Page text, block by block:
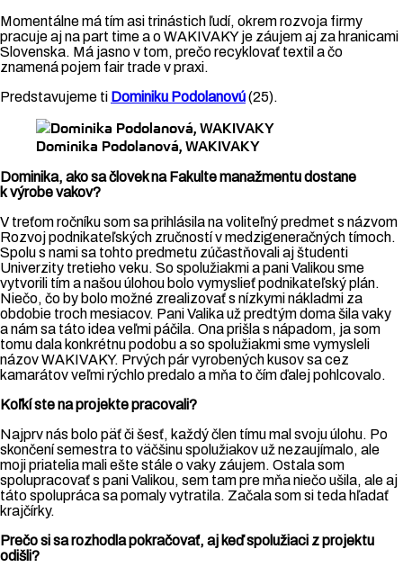
Momentálne má tím asi trinástich ľudí, okrem rozvoja firmy
pracuje aj na part time a o WAKIVAKY je záujem aj za hranicami
Slovenska. Má jasno v tom, prečo recyklovať textil a čo
znamená pojem fair trade v praxi.
Predstavujeme ti Dominiku Podolanovú(25).
Dominika Podolanová, WAKIVAKY
Dominika, ako sa človek na Fakulte manažmentu dostane
k výrobe vakov?
V treťom ročníku som sa prihlásila na voliteľný predmet s názvom
Rozvoj podnikateľských zručností v medzigeneračných tímoch.
Spolu s nami sa tohto predmetu zúčastňovali aj študenti
Univerzity tretieho veku. So spolužiakmi a pani Valikou sme
vytvorili tím a našou úlohou bolo vymyslieť podnikateľský plán.
Niečo, čo by bolo možné zrealizovať s nízkymi nákladmi za
obdobie troch mesiacov. Pani Valika už predtým doma šila vaky
a nám sa táto idea veľmi páčila. Ona prišla s nápadom, ja som
tomu dala konkrétnu podobu a so spolužiakmi sme vymysleli
názov WAKIVAKY. Prvých pár vyrobených kusov sa cez
kamarátov veľmi rýchlo predalo a mňa to čím ďalej pohlcovalo.
Koľkí ste na projekte pracovali?
Najprv nás bolo päť či šesť, každý člen tímu mal svoju úlohu. Po
skončení semestra to väčšinu spolužiakov už nezaujímalo, ale
moji priatelia mali ešte stále o vaky záujem. Ostala som
spolupracovať s pani Valikou, sem tam pre mňa niečo ušila, ale aj
táto spolupráca sa pomaly vytratila. Začala som si teda hľadať
krajčírky.
Prečo si sa rozhodla pokračovať, aj keď spolužiaci z projektu
odišli?